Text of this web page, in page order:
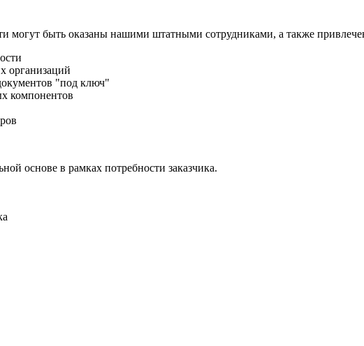
могут быть оказаны нашими штатными сотрудниками, а также
организаций
"под ключ"
компонентов
основе в рамках потребности заказчика.